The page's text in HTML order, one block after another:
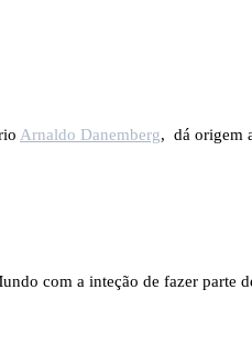
Arnaldo Danemberg, dá origem
com a inteção de fazer parte